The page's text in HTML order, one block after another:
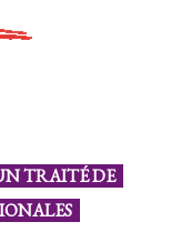
TRAITÉ DE